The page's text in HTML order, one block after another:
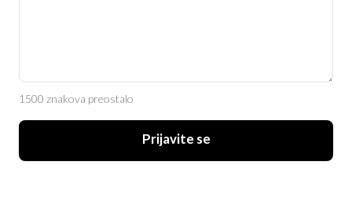
1500 znakova preostalo
Prijavite se